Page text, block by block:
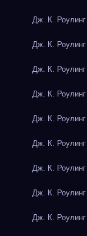
Дж. К.
Дж. К.
Дж. К.
Дж. К.
Дж. К.
Дж. К.
Дж. К.
Дж. К.
Дж. К.